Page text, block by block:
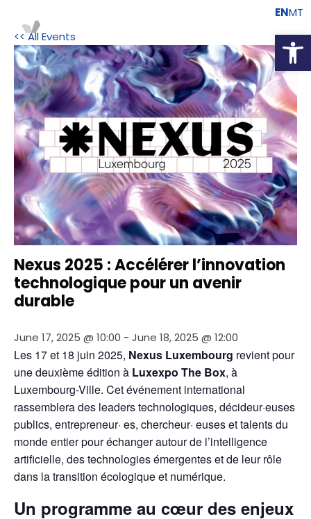
ENMT
<< All Events
Nexus 2025 : Accélérer l’innovation
technologique pour un avenir
durable
June 17, 2025 @ 10:00 - June 18, 2025 @ 12:00
Les 17 et 18 juin 2025, Nexus Luxembourg revient pour
une deuxième édition à Luxexpo The Box, à
Luxembourg-Ville. Cet événement international
rassemblera des leaders technologiques, décideur·euses
publics, entrepreneur· es, chercheur· euses et talents du
monde entier pour échanger autour de l’intelligence
artificielle, des technologies émergentes et de leur rôle
dans la transition écologique et numérique.
Un programme au cœur des enjeux